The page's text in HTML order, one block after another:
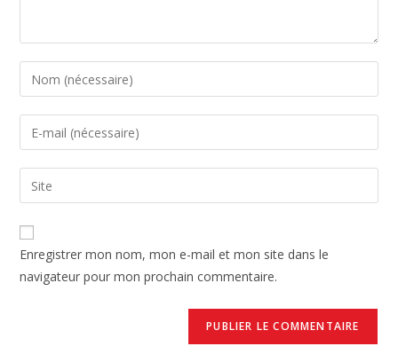
Enregistrer mon nom, mon e-mail et mon site dans le
navigateur pour mon prochain commentaire.